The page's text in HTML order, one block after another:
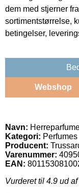
dem med stjerner
sortimentstørrelse,
betingelser,
Webshop
Navn:
Kategori: Perfumes
Producent:
Varenummer:
EAN:
Vurderet til 4.9 ud